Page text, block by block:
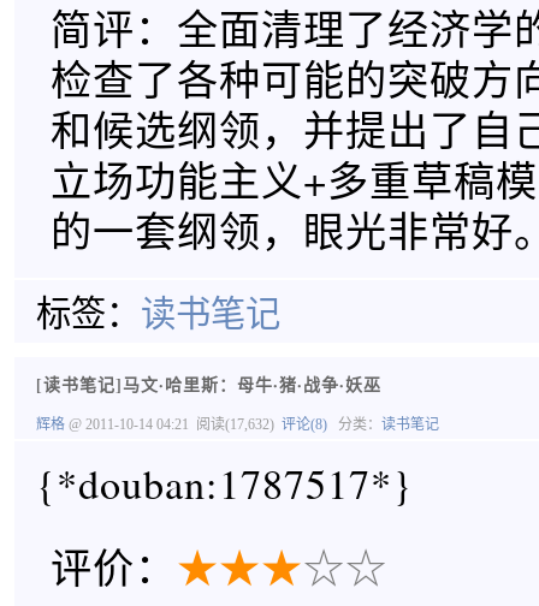
简评：全面清理了经济学
检查了各种可能的突破方
和候选纲领，并提出了自
立场功能主义+多重草稿
的一套纲领，眼光非常好
标签： 读书笔记
[读书笔记]马文·哈里斯：母牛·猪·战争·妖巫
辉格 @ 2011-10-14 04:21 阅读(17,632) 评论(8) 分类： 读书笔记
{*douban:1787517*}
评价： ★★★☆☆